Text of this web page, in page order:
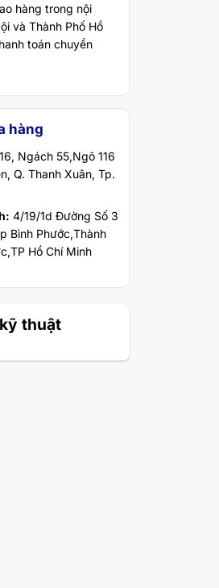
hàng trong nội
và Thành Phố Hồ
toán chuyển
hàng
Ngách 55,Ngõ 116
Q. Thanh Xuân, Tp.
4/19/1d Đường Số 3
Bình Phước,Thành
Hồ Chí Minh
thuật